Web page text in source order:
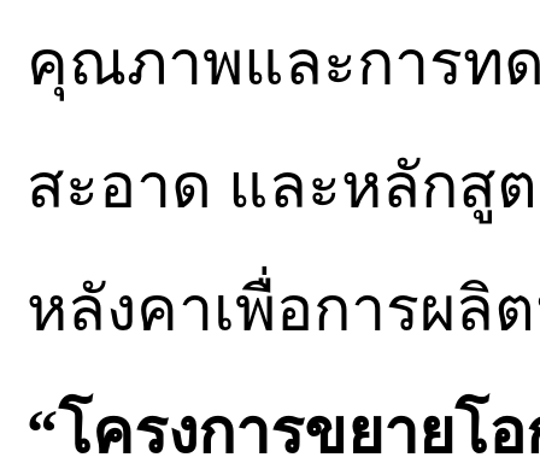
คุณภาพและการท
สะอาด และหลักสู
หลังคาเพื่อการผลิ
“โครงการขยายโ